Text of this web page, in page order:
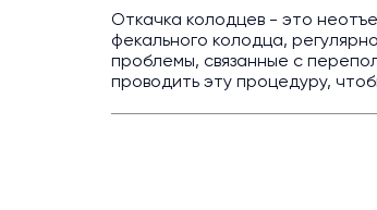
Откачка колодцев - это
фекального колодца,
проблемы, связанные с
проводить эту процедуру,